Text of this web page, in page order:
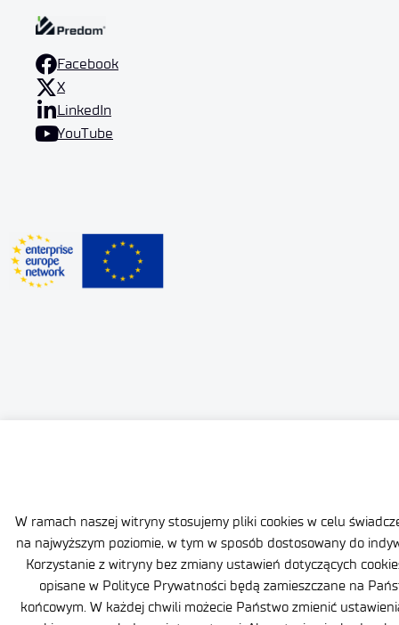
W ramach naszej witryny stosujemy pliki cookies w celu
na najwyższym poziomie, w tym w sposób dostosowany do
Korzystanie z witryny bez zmiany ustawień dotyczących
opisane w Polityce Prywatności będą zamieszczane na
końcowym. W każdej chwili możecie Państwo zmienić
Facebook
X
LinkedIn
YouTube